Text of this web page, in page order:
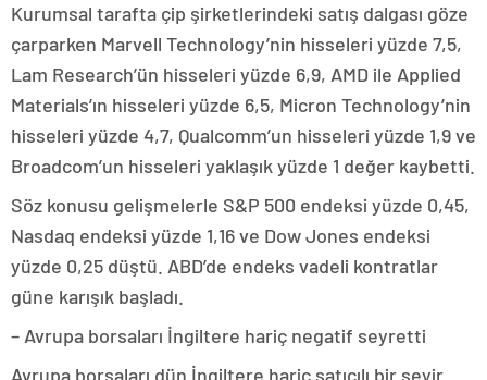
Kurumsal tarafta çip şirketlerindeki satış dalgası göze
çarparken Marvell Technology’nin hisseleri yüzde 7,5,
Lam Research’ün hisseleri yüzde 6,9, AMD ile Applied
Materials’ın hisseleri yüzde 6,5, Micron Technology’nin
hisseleri yüzde 4,7, Qualcomm’un hisseleri yüzde 1,9 ve
Broadcom’un hisseleri yaklaşık yüzde 1 değer kaybetti.
Söz konusu gelişmelerle S&P 500 endeksi yüzde 0,45,
Nasdaq endeksi yüzde 1,16 ve Dow Jones endeksi
yüzde 0,25 düştü. ABD’de endeks vadeli kontratlar
güne karışık başladı.
– Avrupa borsaları İngiltere hariç negatif seyretti
Avrupa borsaları dün İngiltere hariç satıcılı bir seyir